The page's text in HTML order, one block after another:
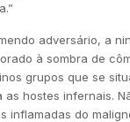
adversário, a
à sombra de
grupos que se
as hostes infernais.
inflamadas do